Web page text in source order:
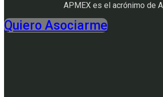
APMEX es el acrónimo de
Quiero Asociarme